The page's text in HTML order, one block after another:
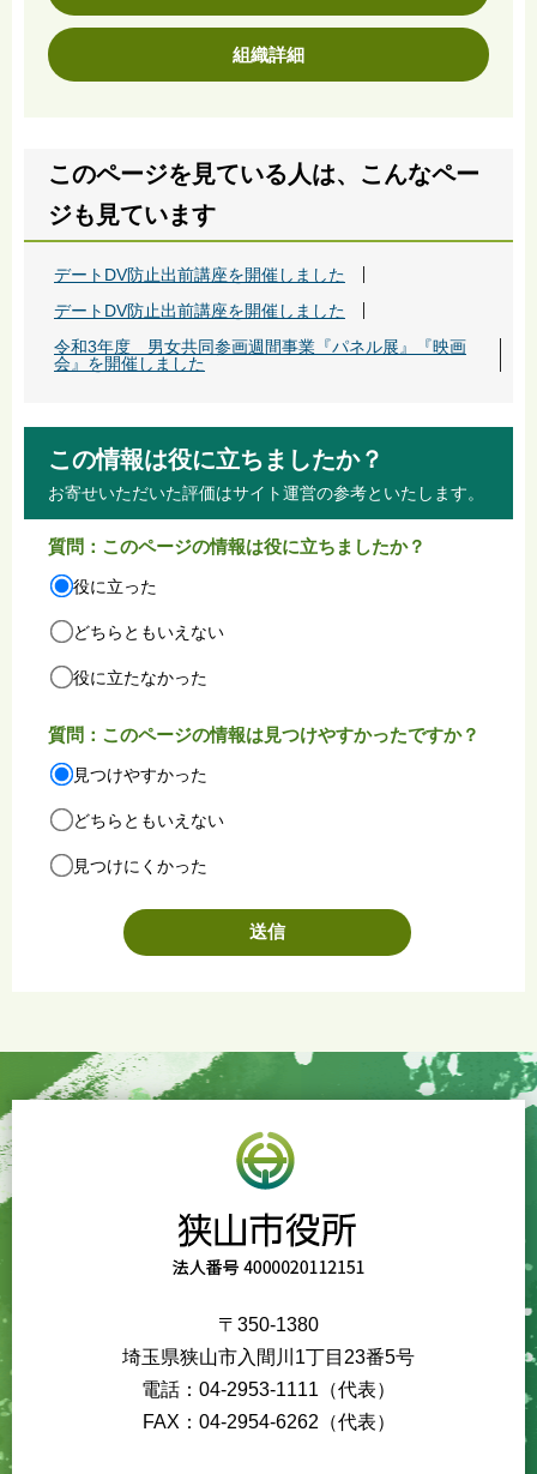
組織詳細
このページを見ている人は、こんなペー
ジも見ています
デートDV防止出前講座を開催しました
デートDV防止出前講座を開催しました
令和3年度 男女共同参画週間事業『パネル展』『映画
会』を開催しました
この情報は役に立ちましたか？
お寄せいただいた評価はサイト運営の参考といたします。
質問：このページの情報は役に立ちましたか？
役に立った
どちらともいえない
役に立たなかった
質問：このページの情報は見つけやすかったですか？
見つけやすかった
どちらともいえない
見つけにくかった
〒350-1380
埼玉県狭山市入間川1丁目23番5号
電話：04-2953-1111（代表）
FAX：04-2954-6262（代表）